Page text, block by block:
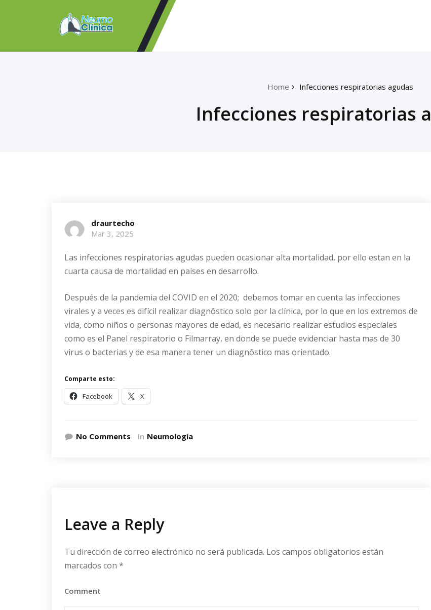
Home Infecciones respiratorias agudas
Infecciones respiratorias
draurtecho
Mar 3, 2025
Las infecciones respiratorias agudas pueden ocasionar alta mortalidad, por ello estan en la
cuarta causa de mortalidad en paises en desarrollo.
Después de la pandemia del COVID en el 2020; debemos tomar en cuenta las infecciones
virales y a veces es difícil realizar diagnôstico solo por la clínica, por lo que en los extremos de
vida, como niños o personas mayores de edad, es necesario realizar estudios especiales
como es el Panel respiratorio o Filmarray, en donde se puede evidenciar hasta mas de 30
virus o bacterias y de esa manera tener un diagnôstico mas orientado.
Comparte esto:
Facebook X
No Comments In Neumología
Leave a Reply
Tu dirección de correo electrónico no será publicada. Los campos obligatorios están
marcados con *
Comment